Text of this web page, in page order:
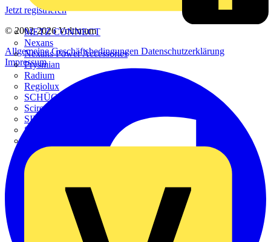
METZ CONNECT
Nexans
Nexans Power Accessories
Prysmian
Radium
Regiolux
SCHÜCO
Scireum
SIEMENS
Steinel
Jetzt registrieren
© 2002-2026Voltimum
Allgemeine Geschäftsbedingungen Datenschutzerklärung
Impressum